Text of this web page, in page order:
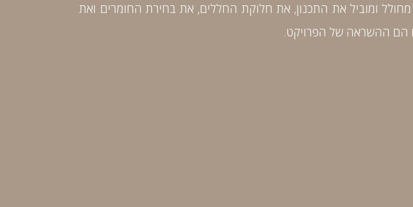
מחולל ומוביל את התכנון, את חלוקת החללים, את בחירת החומרים ואת
הם ההשראה של הפרויקט.